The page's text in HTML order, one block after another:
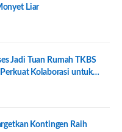
Liar
Jadi Tuan Rumah TKBS
Perkuat Kolaborasi untuk
Kontingen Raih